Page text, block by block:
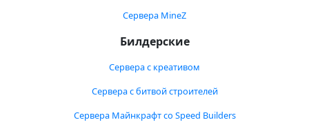
Сервера MineZ
Билдерские
Сервера с креативом
Сервера с битвой строителей
Сервера Майнкрафт со Speed Builders